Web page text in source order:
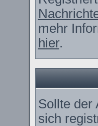
mehr
hier.
Sollte der
sich